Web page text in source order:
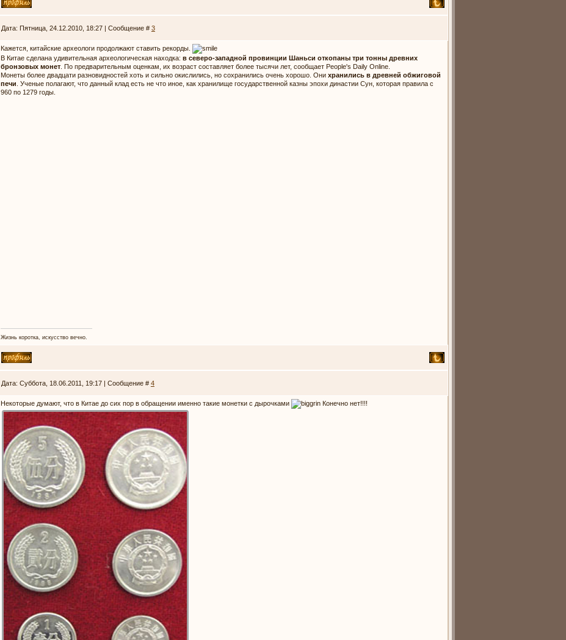
Дата: Пятница, 24.12.2010, 18:27 | Сообщение # 3
Кажется, китайские археологи продолжают ставить рекорды.
В Китае сделана удивительная археологическая находка: в северо-западной провинции Шаньси откопаны три тонны древних
бронзовых монет. По предварительным оценкам, их возраст составляет более тысячи лет, сообщает People's Daily Online.
Монеты более двадцати разновидностей хоть и сильно окислились, но сохранились очень хорошо. Онихранились в древней обжиговой
печи . Ученые полагают, что данный клад есть не что иное, как хранилище государственной казны эпохи династии Сун, которая правила с
960 по 1279 годы.
Жизнь коротка, искусство вечно.
Дата: Суббота, 18.06.2011, 19:17 | Сообщение # 4
Некоторые думают, что в Китае до сих пор в обращении именно такие монетки с дырочками Конечно нет!!!!